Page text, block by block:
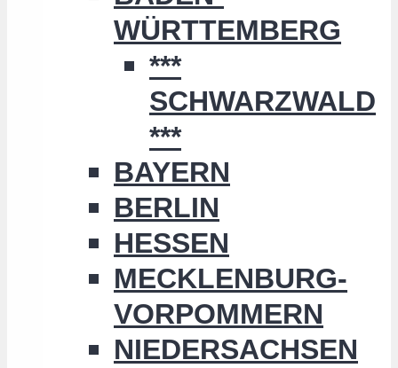
WÜRTTEMBERG
***
SCHWARZWALD
***
BAYERN
BERLIN
HESSEN
MECKLENBURG-
VORPOMMERN
NIEDERSACHSEN